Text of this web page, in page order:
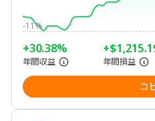
-11%
+30.38%
年間収益 年間損益
コ